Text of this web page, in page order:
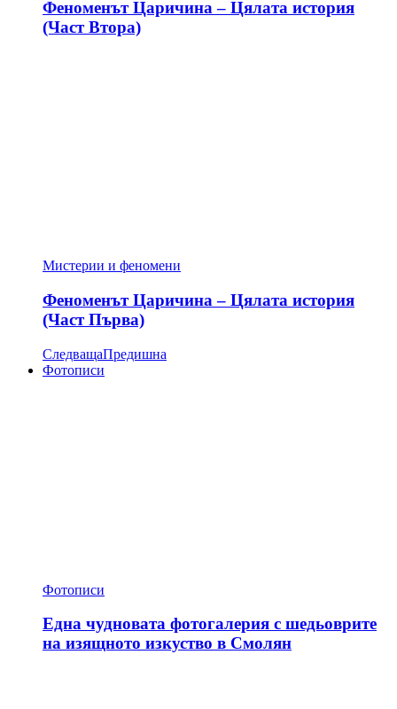
Феноменът Царичина – Цялата история
(Част Втора)
Мистерии и феномени
Феноменът Царичина – Цялата история
(Част Първа)
СледващаПредишна
Фотописи
Фотописи
Една чудновата фотогалерия с шедьоврите
на изящното изкуство в Смолян